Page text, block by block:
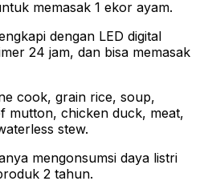
memasak 1 ekor ayam.
dengan LED digital
24 jam, dan bisa memasak
cook, grain rice, soup,
mutton, chicken duck, meat,
stew.
mengonsumsi daya listri
2 tahun.